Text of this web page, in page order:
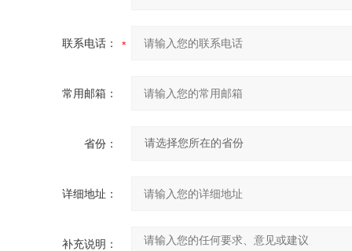
联系电话：
常用邮箱：
省份：
详细地址：
补充说明：